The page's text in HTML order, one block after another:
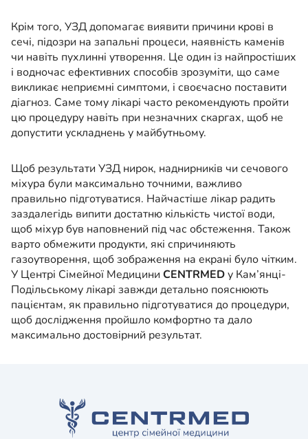
Крім того, УЗД допомагає виявити причини крові в
сечі, підозри на запальні процеси, наявність каменів
чи навіть пухлинні утворення. Це один із найпростіших
і водночас ефективних способів зрозуміти, що саме
викликає неприємні симптоми, і своєчасно поставити
діагноз. Саме тому лікарі часто рекомендують пройти
цю процедуру навіть при незначних скаргах, щоб не
допустити ускладнень у майбутньому.
Щоб результати УЗД нирок, наднирників чи сечового
міхура були максимально точними, важливо
правильно підготуватися. Найчастіше лікар радить
заздалегідь випити достатню кількість чистої води,
щоб міхур був наповнений під час обстеження. Також
варто обмежити продукти, які спричиняють
газоутворення, щоб зображення на екрані було чітким.
У Центрі Сімейної Медицини CENTRMEDу Кам’янці-
Подільському лікарі завжди детально пояснюють
пацієнтам, як правильно підготуватися до процедури,
щоб дослідження пройшло комфортно та дало
максимально достовірний результат.